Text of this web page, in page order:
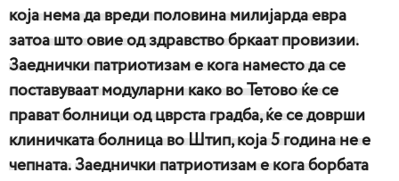
која нема да вреди половина милијарда евра
затоа што овие од здравство бркаат провизии.
Заеднички патриотизам е кога наместо да се
поставуваат модуларни како во Тетово ќе се
прават болници од цврста градба, ќе се доврши
клиничката болница во Штип, која 5 година не е
чепната. Заеднички патриотизам е кога борбата